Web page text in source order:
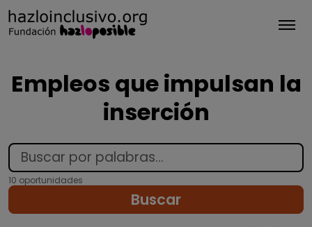
Empleos que impulsan la
inserción
10 oportunidades
Buscar